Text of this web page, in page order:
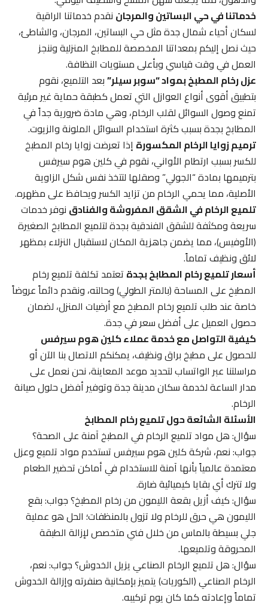
خدماتنا في حي البساتين والمرجاننقدم خدماتنا الراقية
لسكان أحياء شمال جدة مثل حي البساتين، المرجان، والشاطئ،
حيث نصل إليكم بمعداتنا المخصصة للمطابخ المنزلية وننجز
العمل في وقت قياسي وبأعلى مستويات النظافة.
عزل رخام المطبخ بمواد “سوبر سيلر”بعد التلميع، نقوم
بتطبيق أقوى أنواع العوازل التي تعمل كطبقة حماية غير مرئية
تمنع وصول السوائل لقلب الرخام، وهي مادة ضرورية جداً في
المطابخ بجدة بسبب كثرة استخدام السوائل الملونة والزيوت.
ترميم زوايا الرخام المكسورةإذا تعرضت زوايا رخام المطبخ
للكسر بسبب ارتطام الأواني، نقوم في كلين هوم سيرفس
بترميمها بمادة “الجولي” وصقلها لتتخذ نفس شكل الزاوية
الأصلية، مما يحمي الرخام من تزايد الكسر ويحافظ على مظهره.
تلميع الرخام في الشقق المفروشة والفنادقنوفر خدمات
سريعة ومكثفة للشقق الفندقية بجدة لتلميع المطابخ الصغيرة
(الأوفيس)، مما يضمن جاهزية المكان لاستقبال النزلاء بمظهر
لائق ونظيف تماماً.
أسعار تلميع رخام المطابخ بجدةتعتمد تكلفة تلميع رخام
المطبخ على المساحة (بالمتر الطولي) وحالته، ونقدم دائماً عروضاً
خاصة عند طلب تلميع رخام المطبخ مع أرضيات المنزل، لضمان
حصول العميل على أفضل سعر في جدة.
كيفية التواصل مع خدمة عملاء كلين هوم سيرفس
للحصول على مطبخ براق ونظيف، يمكنكم الاتصال بنا الآن أو
مراسلتنا عبر الواتساب لتحديد موعد المعاينة، نحن نعمل على
مدار الساعة لخدمة سكان مدينة جدة وتوفير أفضل حلول صيانة
الرخام.
الأسئلة الشائعة حول تلميع رخام المطابخ
سؤال: هل مواد تلميع الرخام في المطبخ آمنة على الصحة؟
جواب: نعم، شركة كلين هوم سيرفس تستخدم مواد تلميع وعزل
معتمدة عالمياً بأنها آمنة للاستخدام في أماكن تحضير الطعام
ولا تترك أي بقايا كيميائية ضارة.
سؤال: كيف أزيل بقعة الليمون من رخام المطبخ؟ جواب: بقع
الليمون هي حرق للرخام ولا تزول بالمنظفات؛ الحل هو عملية
جلي بسيطة بالماس من خلال فني متخصص لإزالة الطبقة
المحروقة وتلميعها.
سؤال: هل تلميع الرخام الصناعي يزيل الخدوش؟ جواب: نعم،
الرخام الصناعي (الكوريات) يتميز بإمكانية صنفرته وإزالة الخدوش
تماماً وإعادته كما كان يوم تركيبه.